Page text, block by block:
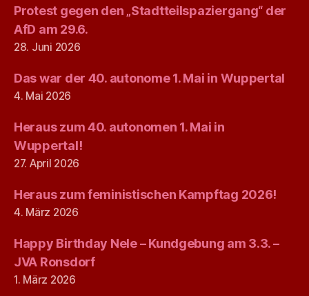
Protest gegen den „Stadtteilspaziergang“ der
AfD am 29.6.
28. Juni 2026
Das war der 40. autonome 1. Mai in Wuppertal
4. Mai 2026
Heraus zum 40. autonomen 1. Mai in
Wuppertal!
27. April 2026
Heraus zum feministischen Kampftag 2026!
4. März 2026
Happy Birthday Nele – Kundgebung am 3.3. –
JVA Ronsdorf
1. März 2026